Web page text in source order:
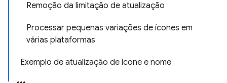
Remoção da limitação de atualização
Processar pequenas variações de ícones em
várias plataformas
Exemplo de atualização de ícone e nome